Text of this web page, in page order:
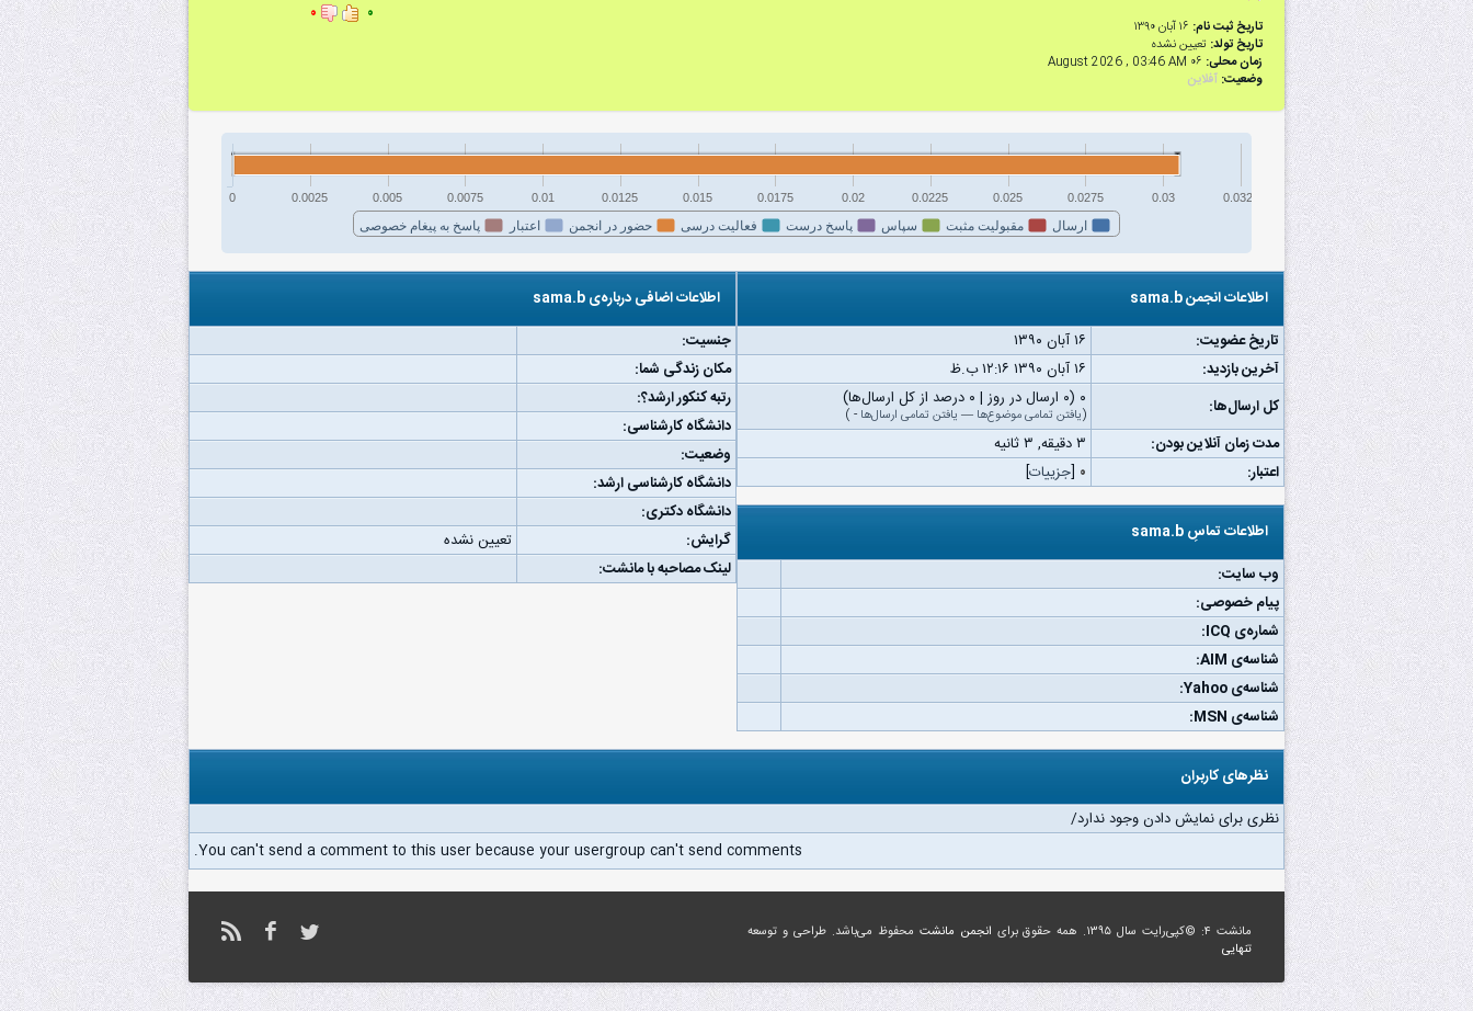
تاریخ ثبت نام: ۱۶ آبان ۱۳۹۰
تاریخ تولد: تعیین نشده
زمان محلی: ۰۶ August 2026 , 03:46 AM
وضعیت: آفلاین
۰ ۰
ارسال مقبولیت مثبت سپاس پاسخ درست فعالیت درسی حضور در انجمن اعتبار پاسخ به پیغام خصوصی
0 0.0025 0.005 0.0075 0.01 0.0125 0.015 0.0175 0.02 0.0225 0.025 0.0275 0.03 0.0325
اطلاعات انجمن sama.b
تاریخ عضویت:
۱۶ آبان ۱۳۹۰
آخرین بازدید:
۱۶ آبان ۱۳۹۰ ۱۲:۱۶ ب.ظ
کل ارسال‌ها:
۰ (۰ ارسال در روز | ۰ درصد از کل ارسال‌ها)
(یافتن تمامی موضوع‌ها — یافتن تمامی ارسال‌ها -
)
مدت زمان آنلاین بودن:
۳ دقیقه, ۳ ثانیه
اعتبار:
۰ [جزییات]
اطلاعات تماسِ sama.b
وب‌ سایت:
پیام خصوصی:
شماره‌ی ICQ:
شناسه‌ی AIM:
شناسه‌ی Yahoo:
شناسه‌ی MSN:
اطلاعات اضافی درباره‌ی sama.b
جنسیت:
مکان زندگی شما:
رتبه کنکور ارشد؟:
دانشگاه کارشناسی:
وضعیت:
دانشگاه کارشناسی ارشد:
دانشگاه دکتری:
گرایش:
تعیین نشده
لینک مصاحبه با مانشت:
نظرهای کاربران
نظری برای نمایش دادن وجود ندارد/
You can't send a comment to this user because your usergroup can't send comments.
مانشت ۴: ©کپی‌رایت سال ۱۳۹۵. همه حقوق برای انجمن مانشت محفوظ می‌باشد. طراحی و توسعه
تنهایی